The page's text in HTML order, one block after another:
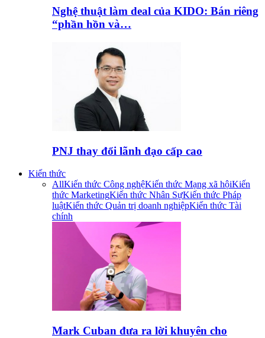
Nghệ thuật làm deal của KIDO: Bán riêng
“phần hồn và…
PNJ thay đổi lãnh đạo cấp cao
Kiến thức
AllKiến thức Công nghệKiến thức Mạng xã hộiKiến
thức MarketingKiến thức Nhân SựKiến thức Pháp
luậtKiến thức Quản trị doanh nghiệpKiến thức Tài
chính
Mark Cuban đưa ra lời khuyên cho